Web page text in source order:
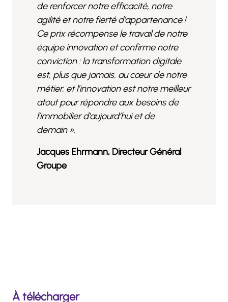
de renforcer notre efficacité, notre
agilité et notre fierté d’appartenance !
Ce prix récompense le travail de notre
équipe innovation et confirme notre
conviction : la transformation digitale
est, plus que jamais, au cœur de notre
métier, et l’innovation est notre meilleur
atout pour répondre aux besoins de
l’immobilier d’aujourd’hui et de
demain ».
Jacques Ehrmann, Directeur Général
Groupe
À télécharger